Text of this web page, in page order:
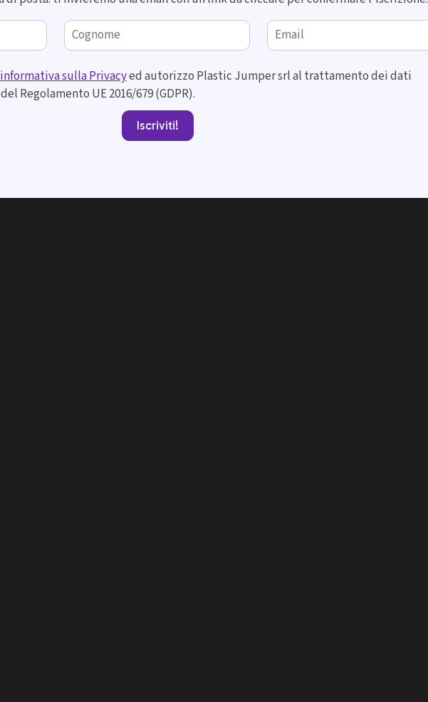
informativa sulla Privacyed autorizzo Plastic Jumper srl al trattamento dei dati
Regolamento UE 2016/679 (GDPR).
Iscriviti!